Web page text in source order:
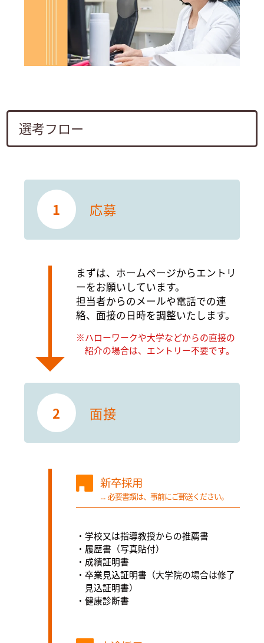
選考フロー
1 応募
まずは、ホームページからエントリ
ーをお願いしています。
担当者からのメールや電話での連
絡、面接の日時を調整いたします。
ハローワークや大学などからの直接の
紹介の場合は、エントリー不要です。
2 面接
新卒採用
必要書類は、事前にご郵送ください。
学校又は指導教授からの推薦書
履歴書（写真貼付）
成績証明書
卒業見込証明書（大学院の場合は修了
見込証明書）
健康診断書